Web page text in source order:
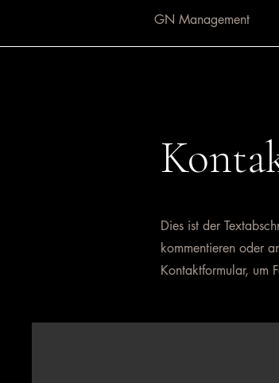
GN Management
Dies ist der
kommentieren oder
Kontaktformular, um